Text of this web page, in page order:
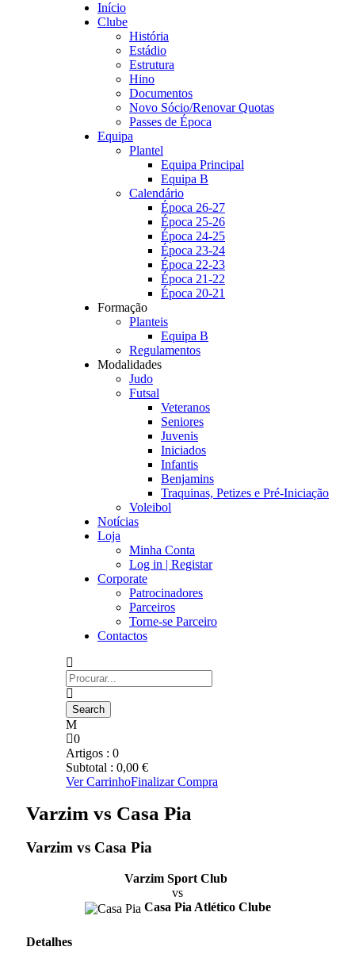
Início
Clube
História
Estádio
Estrutura
Hino
Documentos
Novo Sócio/Renovar Quotas
Passes de Época
Equipa
Plantel
Equipa Principal
Equipa B
Calendário
Época 26-27
Época 25-26
Época 24-25
Época 23-24
Época 22-23
Época 21-22
Época 20-21
Formação
Planteis
Equipa B
Regulamentos
Modalidades
Judo
Futsal
Veteranos
Seniores
Juvenis
Iniciados
Infantis
Benjamins
Traquinas, Petizes e Pré-Iniciação
Voleibol
Notícias
Loja
Minha Conta
Log in | Registar
Corporate
Patrocinadores
Parceiros
Torne-se Parceiro
Contactos
0
Artigos : 0
Subtotal : 0,00 €
Ver CarrinhoFinalizar Compra
Varzim vs Casa Pia
Varzim vs Casa Pia
Varzim Sport Club
vs
Casa Pia Atlético Clube
Detalhes